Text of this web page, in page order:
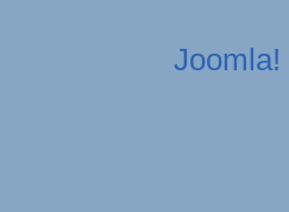
Joomla!